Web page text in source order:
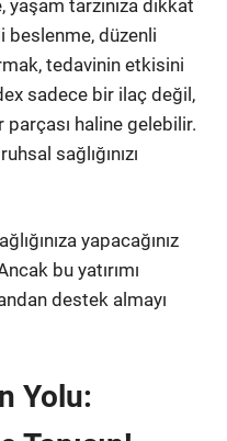
tarzınıza dikkat
beslenme, düzenli
tedavinin etkisini
sadece bir ilaç değil,
parçası haline gelebilir.
sağlığınızı
yapacağınız
bu yatırımı
destek almayı
Yolu: